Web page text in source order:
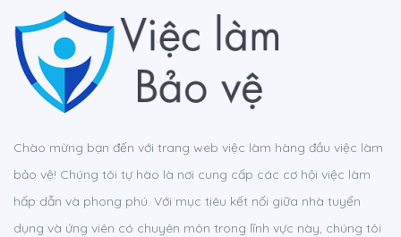
Chào mừng bạn đến với trang web việc làm hàng đầu việc làm
bảo vệ! Chúng tôi tự hào là nơi cung cấp các cơ hội việc làm
hấp dẫn và phong phú. Với mục tiêu kết nối giữa nhà tuyển
dụng và ứng viên có chuyên môn trong lĩnh vực này, chúng tôi